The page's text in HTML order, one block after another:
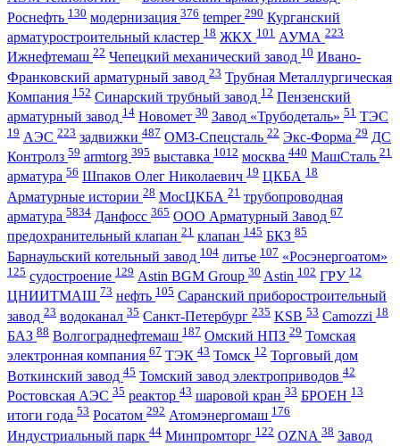
Роснефть 130 модернизация 376 temper 290 Курганский
арматуростроительный кластер 18 ЖКХ 101 АУМА 223
Ижнефтемаш 22 Чепецкий механический завод 10 Ивано-
Франковский арматурный завод 23 Трубная Металлургическая
Компания 152 Синарский трубный завод 12 Пензенский
арматурный завод 14 Новомет 30 Завод «Трубодеталь» 51 ТЭС
19 АЭС 223 задвижки 487 ОМЗ-Спецсталь 22 Экс-Форма 29 ДС
Контролз 59 armtorg 395 выставка 1012 москва 440 МашСталь 21
арматура 56 Шпаков Олег Николаевич 19 ЦКБА 18
Арматурные истории 28 МосЦКБА 21 трубопроводная
арматура 5834 Данфосс 365 ООО Арматурный Завод 67
предохранительный клапан 21 клапан 145 БКЗ 85
Барнаульский котельный завод 104 литье 107 «Росэнергоатом»
125 судостроение 129 Astin BGM Group 30 Astin 102 ГРУ 12
ЦНИИТМАШ 73 нефть 105 Саранский приборостроительный
завод 23 водоканал 35 Санкт-Петербург 235 KSB 53 Camozzi 18
БАЗ 88 Волгограднефтемаш 187 Омский НПЗ 29 Томская
электронная компания 67 ТЭК 43 Томск 12 Торговый дом
Воткинский завод 45 Томский завод электроприводов 42
Ростовская АЭС 35 реактор 43 шаровой кран 33 БРОЕН 13
итоги года 53 Росатом 292 Атомэнергомаш 176
Индустриальный парк 44 Минпромторг 122 OZNA 38 Завод